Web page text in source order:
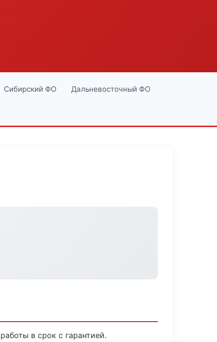
Сибирский ФО Дальневосточный ФО
в срок с гарантией.